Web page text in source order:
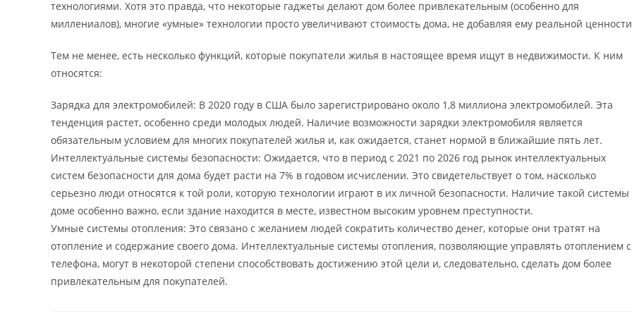
технологиями. Хотя это правда, что некоторые гаджеты делают дом более привлекательным (особенно для
миллениалов), многие «умные» технологии просто увеличивают стоимость дома, не добавляя ему реальной
Тем не менее, есть несколько функций, которые покупатели жилья в настоящее время ищут в недвижимости. К ним
относятся:
Зарядка для электромобилей: В 2020 году в США было зарегистрировано около 1,8 миллиона электромобилей. Эта
тенденция растет, особенно среди молодых людей. Наличие возможности зарядки электромобиля является
обязательным условием для многих покупателей жилья и, как ожидается, станет нормой в ближайшие пять лет.
Интеллектуальные системы безопасности: Ожидается, что в период с 2021 по 2026 год рынок интеллектуальных
систем безопасности для дома будет расти на 7% в годовом исчислении. Это свидетельствует о том, насколько
серьезно люди относятся к той роли, которую технологии играют в их личной безопасности. Наличие такой системы
доме особенно важно, если здание находится в месте, известном высоким уровнем преступности.
Умные системы отопления: Это связано с желанием людей сократить количество денег, которые они тратят на
отопление и содержание своего дома. Интеллектуальные системы отопления, позволяющие управлять отоплением с
телефона, могут в некоторой степени способствовать достижению этой цели и, следовательно, сделать дом более
привлекательным для покупателей.